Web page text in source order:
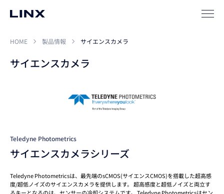
HOME 製品情報 サイエンスカメラ
サイエンスカメラ
Teledyne Photometrics
サイエンスカメラシリーズ
Teledyne Photometricsは、最先端のsCMOS(サイエンスCMOS)を搭載した超高感
度/超低ノイズのサイエンスカメラを提供します。 超高感度と超低ノイズと両立す